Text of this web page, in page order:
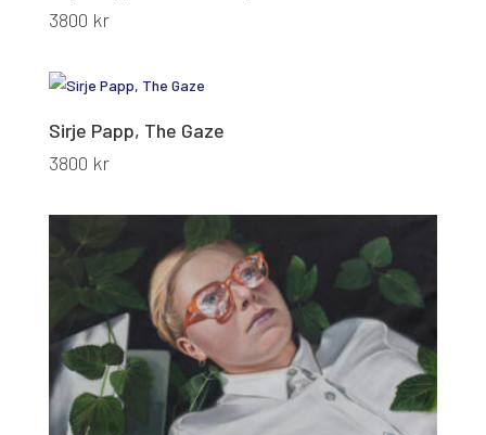
3800 kr
Sirje Papp, The Gaze
3800 kr